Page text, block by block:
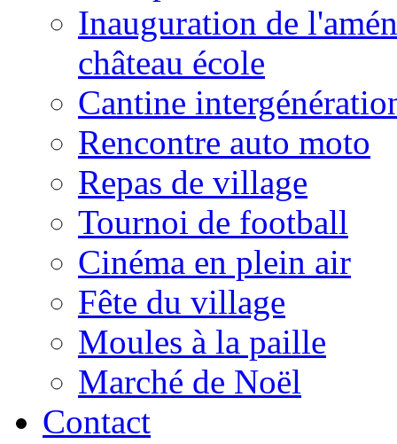
Inauguration de
château école
Cantine
Rencontre auto moto
Repas de village
Tournoi de football
Cinéma en plein air
Fête du village
Moules à la paille
Marché de Noël
Contact